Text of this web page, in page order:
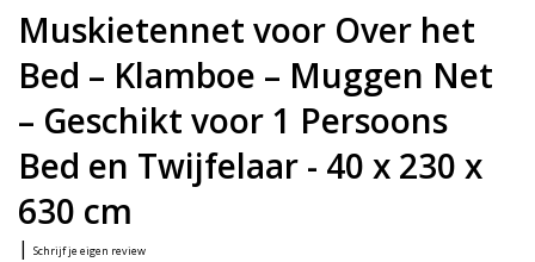
Muskietennet voor Over het
Bed – Klamboe – Muggen Net
– Geschikt voor 1 Persoons
Bed en Twijfelaar - 40 x 230 x
630 cm
| Schrijf je eigen review